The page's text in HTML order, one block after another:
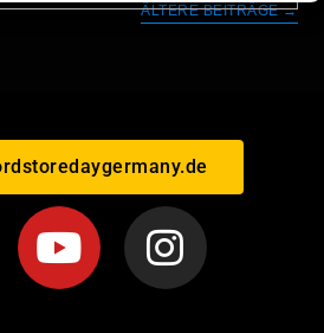
ÄLTERE BEITRÄGE→